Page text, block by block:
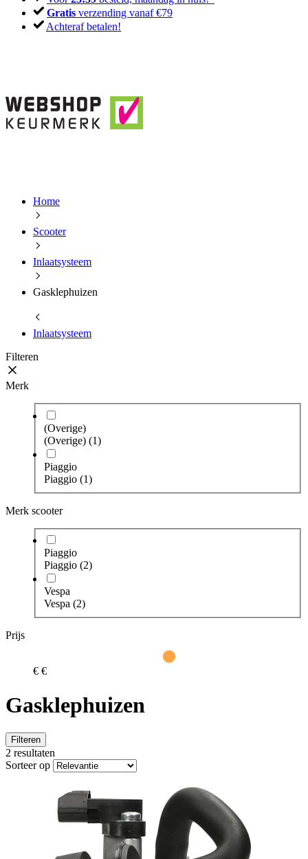
Gratis verzending vanaf €79
Achteraf betalen!
Home
Scooter
Inlaatsysteem
Gasklephuizen
Inlaatsysteem
Filteren
Merk
(Overige)
(Overige) (1)
Piaggio
Piaggio (1)
Merk scooter
Piaggio
Piaggio (2)
Vespa
Vespa (2)
Prijs
€ €
Gasklephuizen
Filteren
2 resultaten
Sorteer op